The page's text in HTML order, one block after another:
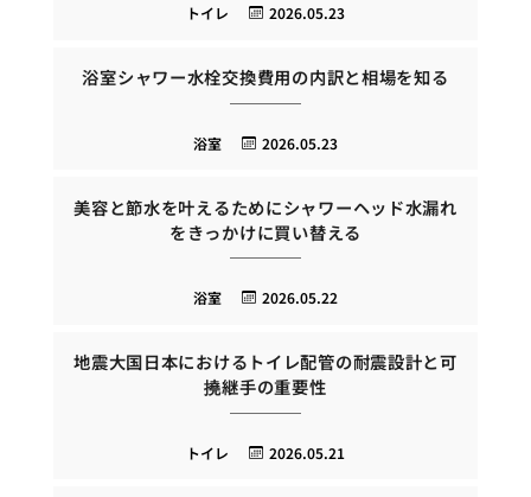
2026.05.23
トイレ
浴室シャワー水栓交換費用の内訳と相場を知る
2026.05.23
浴室
美容と節水を叶えるためにシャワーヘッド水漏れ
をきっかけに買い替える
2026.05.22
浴室
地震大国日本におけるトイレ配管の耐震設計と可
撓継手の重要性
2026.05.21
トイレ